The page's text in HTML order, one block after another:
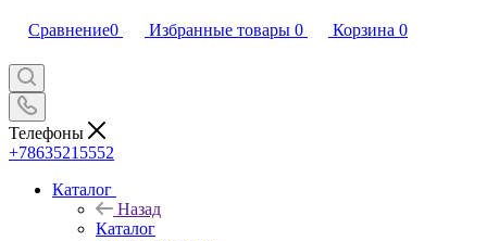
Сравнение0 Избранные товары 0 Корзина 0
Телефоны
+78635215552
Каталог
Назад
Каталог